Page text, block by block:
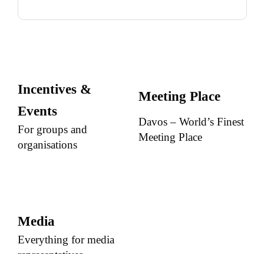
Incentives &
Events
For groups and
organisations
Meeting Place
Davos – World’s Finest
Meeting Place
Media
Everything for media